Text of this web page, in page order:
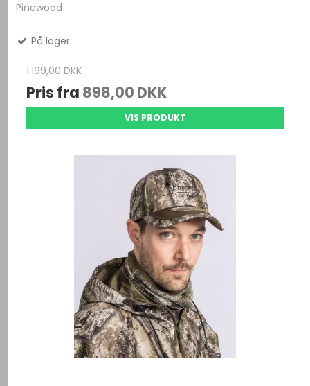
Pinewood
På lager
1.199,00 DKK
Pris fra 898,00 DKK
VIS PRODUKT